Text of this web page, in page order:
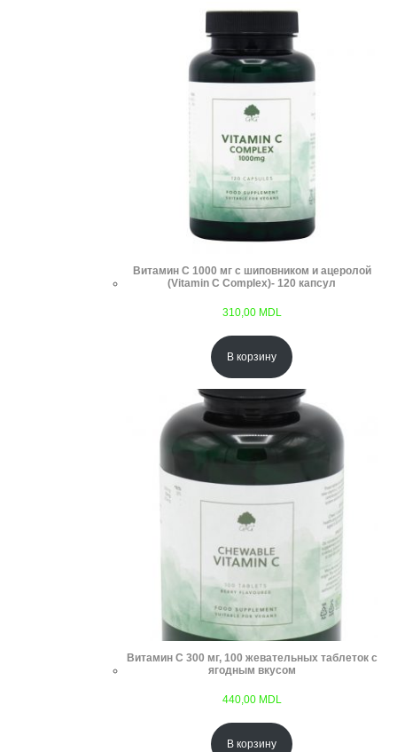
Витамин С 1000 мг с шиповником и ацеролой
(Vitamin C Complex)- 120 капсул
310,00 MDL
В корзину
Витамин С 300 мг, 100 жевательных таблеток с
ягодным вкусом
440,00 MDL
В корзину